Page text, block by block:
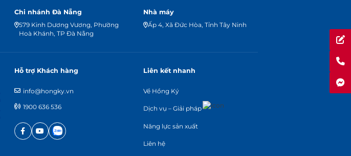
Chi nhánh Đà Nẵng
579 Kinh Dương Vương, Phường
Hoà Khánh, TP Đà Nẵng
Nhà máy
Ấp 4, Xã Đức Hòa, Tỉnh Tây Ninh
Hỗ trợ Khách hàng
info@hongky.vn
1900 636 536
Liên kết nhanh
Về Hồng Ký
Dịch vụ – Giải pháp
Năng lực sản xuất
Liên hệ